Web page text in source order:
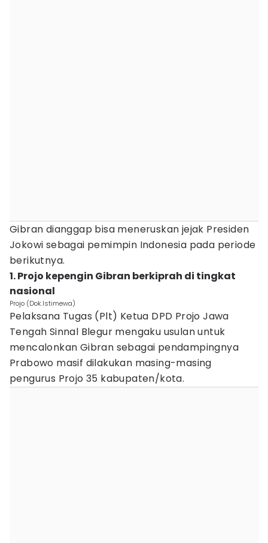
Gibran dianggap bisa meneruskan jejak Presiden
Jokowi sebagai pemimpin Indonesia pada periode
berikutnya.
1. Projo kepengin Gibran berkiprah di tingkat
nasional
Projo (Dok.Istimewa)
Pelaksana Tugas (Plt) Ketua DPD Projo Jawa
Tengah Sinnal Blegur mengaku usulan untuk
mencalonkan Gibran sebagai pendampingnya
Prabowo masif dilakukan masing-masing
pengurus Projo 35 kabupaten/kota.